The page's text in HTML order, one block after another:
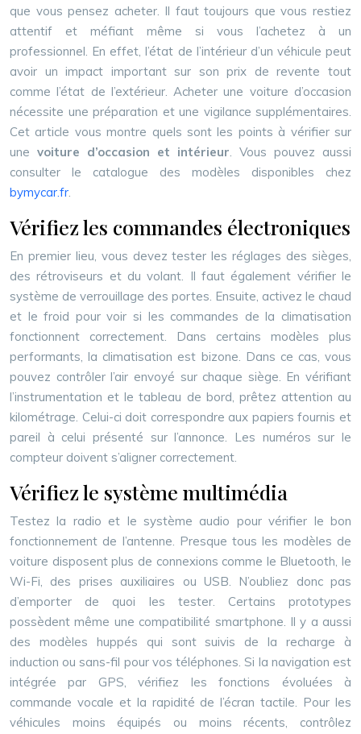
que vous pensez acheter. Il faut toujours que vous restiez
attentif et méfiant même si vous l’achetez à un
professionnel. En effet, l’état de l’intérieur d’un véhicule peut
avoir un impact important sur son prix de revente tout
comme l’état de l’extérieur. Acheter une voiture d’occasion
nécessite une préparation et une vigilance supplémentaires.
Cet article vous montre quels sont les points à vérifier sur
une voiture d’occasion et intérieur. Vous pouvez aussi
consulter le catalogue des modèles disponibles chez
bymycar.fr.
Vérifiez les commandes électroniques
En premier lieu, vous devez tester les réglages des sièges,
des rétroviseurs et du volant. Il faut également vérifier le
système de verrouillage des portes. Ensuite, activez le chaud
et le froid pour voir si les commandes de la climatisation
fonctionnent correctement. Dans certains modèles plus
performants, la climatisation est bizone. Dans ce cas, vous
pouvez contrôler l’air envoyé sur chaque siège. En vérifiant
l’instrumentation et le tableau de bord, prêtez attention au
kilométrage. Celui-ci doit correspondre aux papiers fournis et
pareil à celui présenté sur l’annonce. Les numéros sur le
compteur doivent s’aligner correctement.
Vérifiez le système multimédia
Testez la radio et le système audio pour vérifier le bon
fonctionnement de l’antenne. Presque tous les modèles de
voiture disposent plus de connexions comme le Bluetooth, le
Wi-Fi, des prises auxiliaires ou USB. N’oubliez donc pas
d’emporter de quoi les tester. Certains prototypes
possèdent même une compatibilité smartphone. Il y a aussi
des modèles huppés qui sont suivis de la recharge à
induction ou sans-fil pour vos téléphones. Si la navigation est
intégrée par GPS, vérifiez les fonctions évoluées à
commande vocale et la rapidité de l’écran tactile. Pour les
véhicules moins équipés ou moins récents, contrôlez